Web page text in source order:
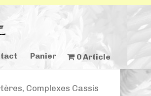
Panier 0 Article
Complexes Cassis